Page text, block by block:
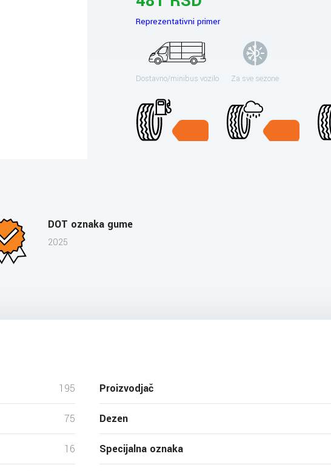
Reprezentativni primer
Dostavno/minibus vozilo Za sve sezone
DOT oznaka gume
2025
195
75
16
Proizvodjač
Dezen
Specijalna oznaka